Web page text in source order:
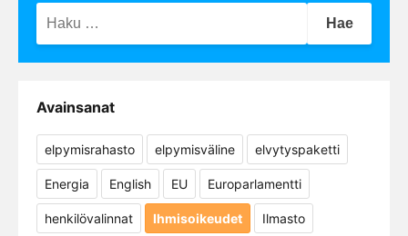
Avainsanat
elpymisrahasto elpymisväline elvytyspaketti
Energia English EU Europarlamentti
henkilövalinnat Ihmisoikeudet Ilmasto